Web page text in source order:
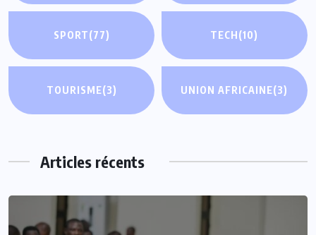
SPORT(77) TECH(10)
TOURISME(3) UNION AFRICAINE(3)
Articles récents